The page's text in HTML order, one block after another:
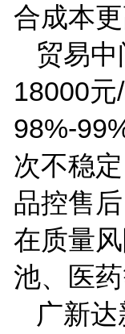
合成本更
贸易
18000元/
98%-
次不稳
品控售
在质量
池、医药
广新